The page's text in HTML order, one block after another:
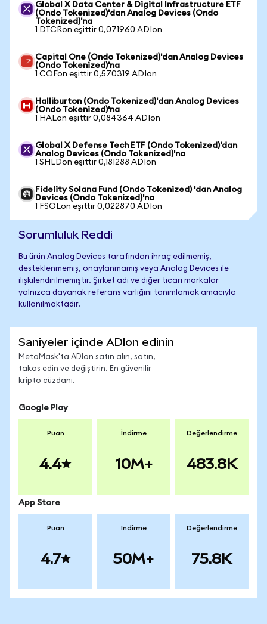
Global X Data Center & Digital Infrastructure ETF
(Ondo Tokenized)'dan Analog Devices (Ondo
Tokenized)'na
1 DTCRon eşittir 0,071960 ADIon
Capital One (Ondo Tokenized)'dan Analog Devices
(Ondo Tokenized)'na
1 COFon eşittir 0,570319 ADIon
Halliburton (Ondo Tokenized)'dan Analog Devices
(Ondo Tokenized)'na
1 HALon eşittir 0,084364 ADIon
Global X Defense Tech ETF (Ondo Tokenized)'dan
Analog Devices (Ondo Tokenized)'na
1 SHLDon eşittir 0,181288 ADIon
Fidelity Solana Fund (Ondo Tokenized) 'dan Analog
Devices (Ondo Tokenized)'na
1 FSOLon eşittir 0,022870 ADIon
Sorumluluk Reddi
Bu ürün Analog Devices tarafından ihraç edilmemiş,
desteklenmemiş, onaylanmamış veya Analog Devices ile
ilişkilendirilmemiştir. Şirket adı ve diğer ticari markalar
yalnızca dayanak referans varlığını tanımlamak amacıyla
kullanılmaktadır.
Saniyeler içinde ADIon edinin
MetaMask'ta ADIon satın alın, satın,
takas edin ve değiştirin. En güvenilir
kripto cüzdanı.
Google Play
Puan
4.4
İndirme
10M+
Değerlendirme
483.8K
App Store
Puan
4.7
İndirme
50M+
Değerlendirme
75.8K